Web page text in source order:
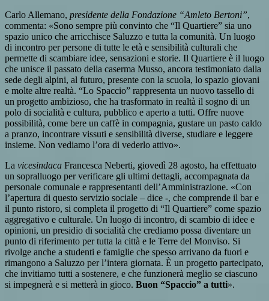
Carlo Allemano, presidente della Fondazione “Amleto Bertoni”,
commenta: «Sono sempre più convinto che “Il Quartiere” sia uno
spazio unico che arricchisce Saluzzo e tutta la comunità. Un luogo
di incontro per persone di tutte le età e sensibilità culturali che
permette di scambiare idee, sensazioni e storie. Il Quartiere è il luogo
che unisce il passato della caserma Musso, ancora testimoniato dalla
sede degli alpini, al futuro, presente con la scuola, lo spazio giovani
e molte altre realtà. “Lo Spaccio” rappresenta un nuovo tassello di
un progetto ambizioso, che ha trasformato in realtà il sogno di un
polo di socialità e cultura, pubblico e aperto a tutti. Offre nuove
possibilità, come bere un caffè in compagnia, gustare un pasto caldo
a pranzo, incontrare vissuti e sensibilità diverse, studiare e leggere
insieme. Non vediamo l’ora di vederlo attivo».
La vicesindaca Francesca Neberti, giovedì 28 agosto, ha effettuato
un sopralluogo per verificare gli ultimi dettagli, accompagnata da
personale comunale e rappresentanti dell’Amministrazione. «Con
l’apertura di questo servizio sociale – dice -, che comprende il bar e
il punto ristoro, si completa il progetto di “Il Quartiere” come spazio
aggregativo e culturale. Un luogo di incontro, di scambio di idee e
opinioni, un presidio di socialità che crediamo possa diventare un
punto di riferimento per tutta la città e le Terre del Monviso. Si
rivolge anche a studenti e famiglie che spesso arrivano da fuori e
rimangono a Saluzzo per l’intera giornata. È un progetto partecipato,
che invitiamo tutti a sostenere, e che funzionerà meglio se ciascuno
si impegnerà e si metterà in gioco. Buon “Spaccio” a tutti».